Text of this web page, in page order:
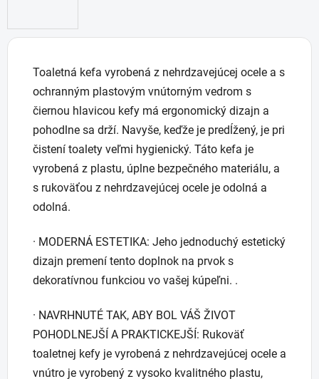
Toaletná kefa vyrobená z nehrdzavejúcej ocele a s
ochranným plastovým vnútorným vedrom s
čiernou hlavicou kefy má ergonomický dizajn a
pohodlne sa drží. Navyše, keďže je predĺžený, je pri
čistení toalety veľmi hygienický. Táto kefa je
vyrobená z plastu, úplne bezpečného materiálu, a
s rukoväťou z nehrdzavejúcej ocele je odolná a
odolná.
· MODERNÁ ESTETIKA: Jeho jednoduchý estetický
dizajn premení tento doplnok na prvok s
dekoratívnou funkciou vo vašej kúpeľni. .
· NAVRHNUTÉ TAK, ABY BOL VÁŠ ŽIVOT
POHODLNEJŠÍ A PRAKTICKEJŠÍ: Rukoväť
toaletnej kefy je vyrobená z nehrdzavejúcej ocele a
vnútro je vyrobený z vysoko kvalitného plastu,